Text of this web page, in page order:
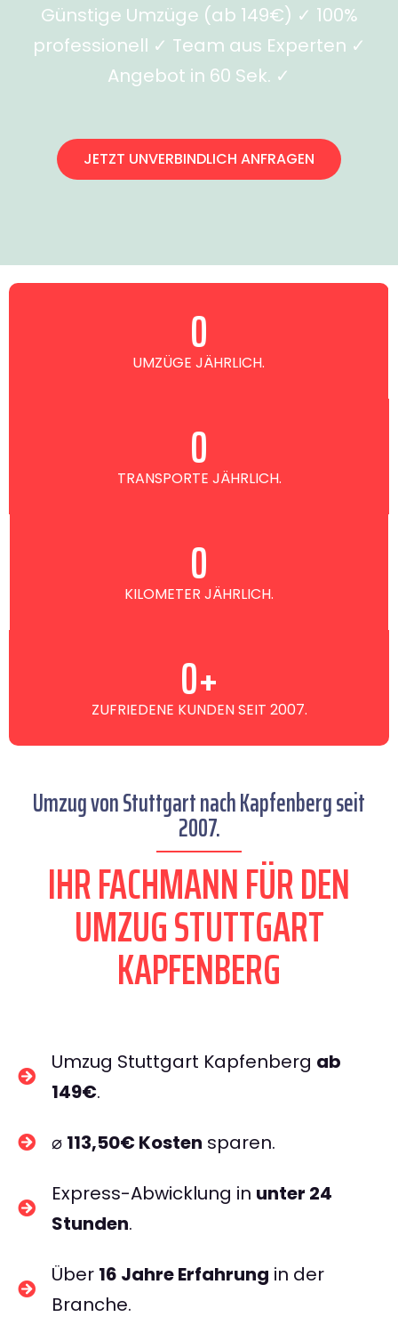
Günstige Umzüge (ab 149€) ✓ 100%
professionell ✓ Team aus Experten ✓
Angebot in 60 Sek. ✓
JETZT UNVERBINDLICH ANFRAGEN
UMZÜGE JÄHRLICH.
0
TRANSPORTE JÄHRLICH.
0
KILOMETER JÄHRLICH.
0
ZUFRIEDENE KUNDEN SEIT 2007.
0+
Umzug von Stuttgart nach Kapfenberg seit
2007.
IHR FACHMANN FÜR DEN
UMZUG STUTTGART
KAPFENBERG
Umzug Stuttgart Kapfenberg ab
149€.
⌀ 113,50€ Kosten sparen.
Express-Abwicklung in unter 24
Stunden.
Über 16 Jahre Erfahrung in der
Branche.